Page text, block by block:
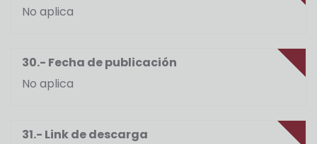
No aplica
30.- Fecha de publicación
No aplica
31.- Link de descarga